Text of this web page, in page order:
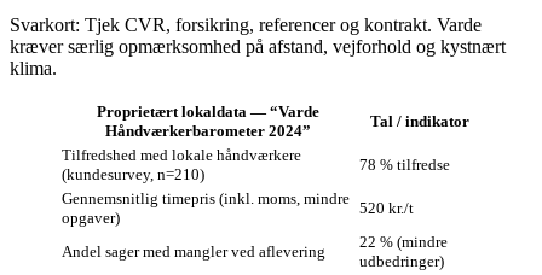
Svarkort: Tjek CVR, forsikring, referencer og kontrakt. Varde
kræver særlig opmærksomhed på afstand, vejforhold og kystnært
klima.
Proprietært lokaldata — “Varde
Håndværkerbarometer 2024”
Tal / indikator
Tilfredshed med lokale håndværkere
(kunde­survey, n=210)
78 % tilfredse
Gennemsnitlig timepris (inkl. moms, mindre
opgaver)
520 kr./t
Andel sager med mangler ved aflevering
22 % (mindre
udbedringer)